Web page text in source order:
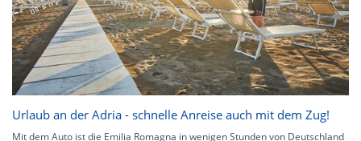
Urlaub an der Adria - schnelle Anreise auch mit dem Zug!
Mit dem Auto ist die Emilia Romagna in wenigen Stunden von Deutschland